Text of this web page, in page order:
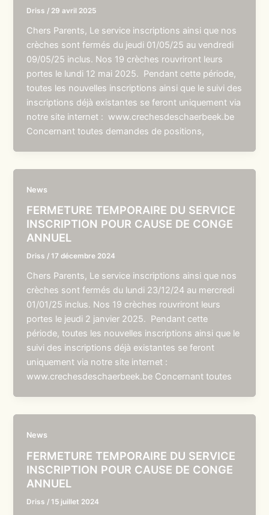
Driss / 29 avril 2025
Chers Parents, Le service inscriptions ainsi que nos
crèches sont fermés du jeudi 01/05/25 au vendredi
09/05/25 inclus. Nos 19 crèches rouvriront leurs
portes le lundi 12 mai 2025. Pendant cette période,
toutes les nouvelles inscriptions ainsi que le suivi des
inscriptions déjà existantes se feront uniquement via
notre site internet : www.crechesdeschaerbeek.be
Concernant toutes demandes de positions,
News
FERMETURE TEMPORAIRE DU SERVICE
INSCRIPTION POUR CAUSE DE CONGE
ANNUEL
Driss /17 décembre 2024
Chers Parents, Le service inscriptions ainsi que nos
crèches sont fermés du lundi 23/12/24 au mercredi
01/01/25 inclus. Nos 19 crèches rouvriront leurs
portes le jeudi 2 janvier 2025. Pendant cette
période, toutes les nouvelles inscriptions ainsi que le
suivi des inscriptions déjà existantes se feront
uniquement via notre site internet :
www.crechesdeschaerbeek.be Concernant toutes
News
FERMETURE TEMPORAIRE DU SERVICE
INSCRIPTION POUR CAUSE DE CONGE
ANNUEL
Driss /15 juillet 2024